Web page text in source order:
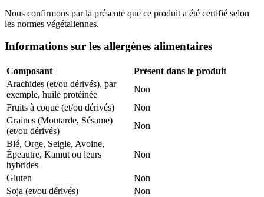
Nous confirmons par la présente que ce produit a été certifié selon
les normes végétaliennes.
Informations sur les allergènes alimentaires
Composant
Présent dans le produit
Arachides (et/ou dérivés), par
exemple, huile protéinée
Non
Fruits à coque (et/ou dérivés)
Non
Graines (Moutarde, Sésame)
(et/ou dérivés)
Non
Blé, Orge, Seigle, Avoine,
Épeautre, Kamut ou leurs
hybrides
Non
Gluten
Non
Soja (et/ou dérivés)
Non